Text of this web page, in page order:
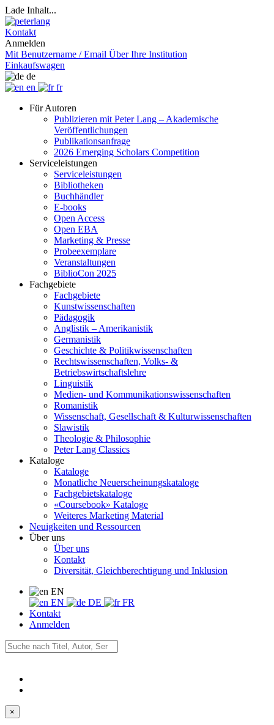
Lade Inhalt...
Kontakt
Anmelden
Mit Benutzername / Email Über Ihre Institution
Einkaufswagen
de
en
fr
Für Autoren
Publizieren mit Peter Lang – Akademische
Veröffentlichungen
Publikationsanfrage
2026 Emerging Scholars Competition
Serviceleistungen
Serviceleistungen
Bibliotheken
Buchhändler
E-books
Open Access
Open EBA
Marketing & Presse
Probeexemplare
Veranstaltungen
BiblioCon 2025
Fachgebiete
Fachgebiete
Kunstwissenschaften
Pädagogik
Anglistik – Amerikanistik
Germanistik
Geschichte & Politikwissenschaften
Rechtswissenschaften, Volks- &
Betriebswirtschaftslehre
Linguistik
Medien- und Kommunikationswissenschaften
Romanistik
Wissenschaft, Gesellschaft & Kulturwissenschaften
Slawistik
Theologie & Philosophie
Peter Lang Classics
Kataloge
Kataloge
Monatliche Neuerscheinungskataloge
Fachgebietskataloge
«Coursebook» Kataloge
Weiteres Marketing Material
Neuigkeiten und Ressourcen
Über uns
Über uns
Kontakt
Diversität, Gleichberechtigung und Inklusion
EN
EN
DE
FR
Kontakt
Anmelden
×